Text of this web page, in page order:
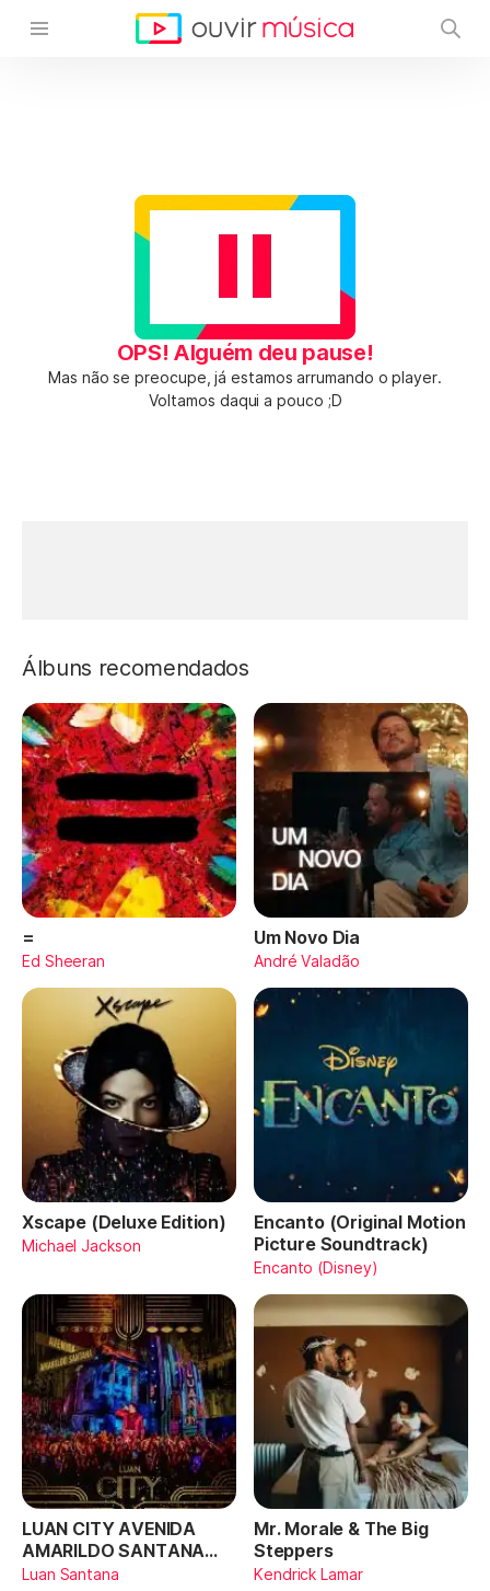
OPS! Alguém deu pause!
Mas não se preocupe, já estamos arrumando o player.
Voltamos daqui a pouco ;D
Álbuns recomendados
=
Ed Sheeran
Um Novo Dia
André Valadão
Xscape (Deluxe Edition)
Michael Jackson
Encanto (Original Motion
Picture Soundtrack)
Encanto (Disney)
LUAN CITY AVENIDA
AMARILDO SANTANA
(Ao Vivo)
Luan Santana
Mr. Morale & The Big
Steppers
Kendrick Lamar